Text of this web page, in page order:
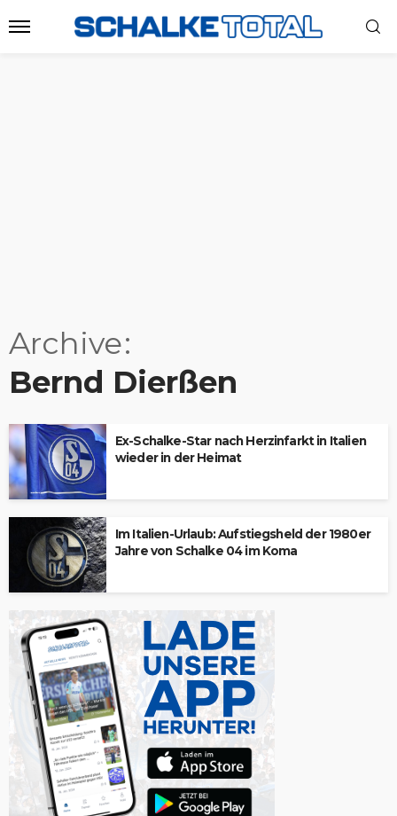
Archive
Bernd Dierßen
Ex-Schalke-Star nach Herzinfarkt in Italien
wieder in der Heimat
Im Italien-Urlaub: Aufstiegsheld der 1980er
Jahre von Schalke 04 im Koma